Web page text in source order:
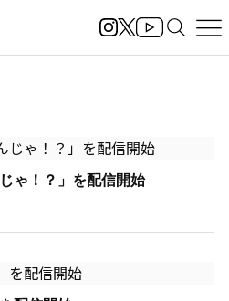
ゃ！？」を配信開始